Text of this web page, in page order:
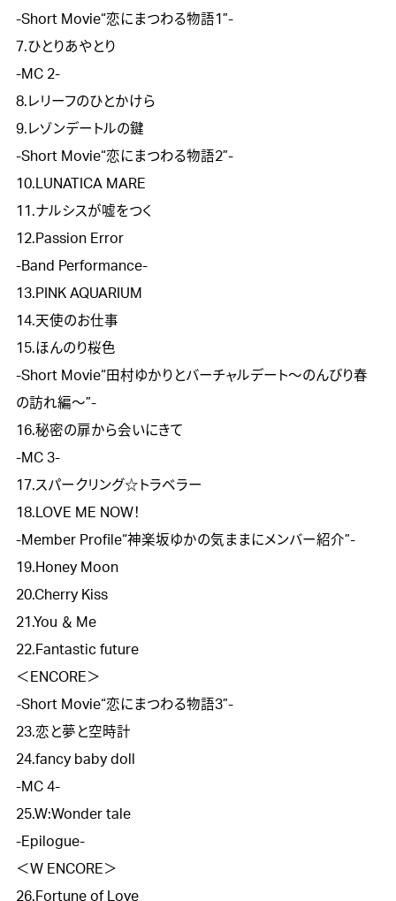
-Short Movie“恋にまつわる物語1”-
7.ひとりあやとり
-MC 2-
8.レリーフのひとかけら
9.レゾンデートルの鍵
-Short Movie“恋にまつわる物語2”-
10.LUNATICA MARE
11.ナルシスが嘘をつく
12.Passion Error
-Band Performance-
13.PINK AQUARIUM
14.天使のお仕事
15.ほんのり桜色
-Short Movie“田村ゆかりとバーチャルデート～のんびり春
の訪れ編～”-
16.秘密の扉から会いにきて
-MC 3-
17.スパークリング☆トラベラー
18.LOVE ME NOW！
-Member Profile“神楽坂ゆかの気ままにメンバー紹介”-
19.Honey Moon
20.Cherry Kiss
21.You ＆ Me
22.Fantastic future
＜ENCORE＞
-Short Movie“恋にまつわる物語3”-
23.恋と夢と空時計
24.fancy baby doll
-MC 4-
25.W:Wonder tale
-Epilogue-
＜W ENCORE＞
26.Fortune of Love